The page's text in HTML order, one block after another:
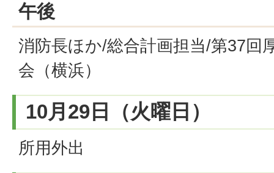
午後
消防長ほか/総合計画担当/第37回
会（横浜）
10月29日（火曜日）
所用外出